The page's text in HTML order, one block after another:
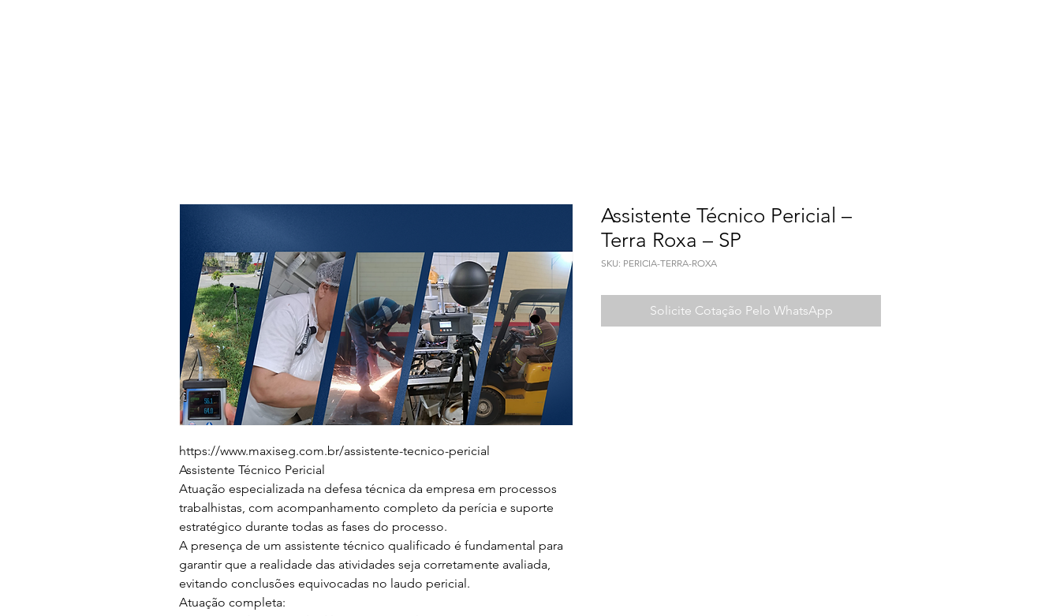
https://www.maxiseg.com.br/assistente-tecnico-pericial
Assistente Técnico Pericial
Atuação especializada na defesa técnica da empresa em processos
trabalhistas, com acompanhamento completo da perícia e suporte
estratégico durante todas as fases do processo.
A presença de um assistente técnico qualificado é fundamental para
garantir que a realidade das atividades seja corretamente avaliada,
evitando conclusões equivocadas no laudo pericial.
Atuação completa:
Assistente Técnico Pericial –
Terra Roxa – SP
SKU: PERICIA-TERRA-ROXA
Solicite Cotação Pelo WhatsApp